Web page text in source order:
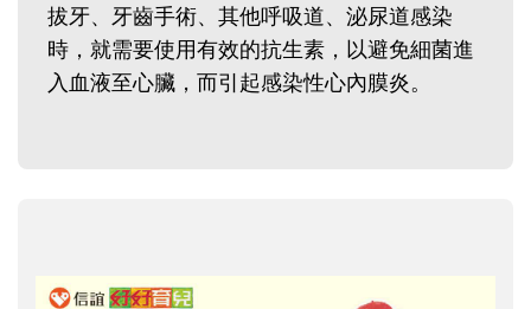
拔牙、牙齒手術、其他呼吸道、泌尿道感染
時，就需要使用有效的抗生素，以避免細菌進
入血液至心臟，而引起感染性心內膜炎。